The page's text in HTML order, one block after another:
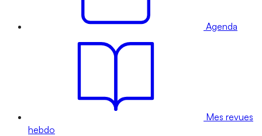
Agenda
Mes revues
hebdo